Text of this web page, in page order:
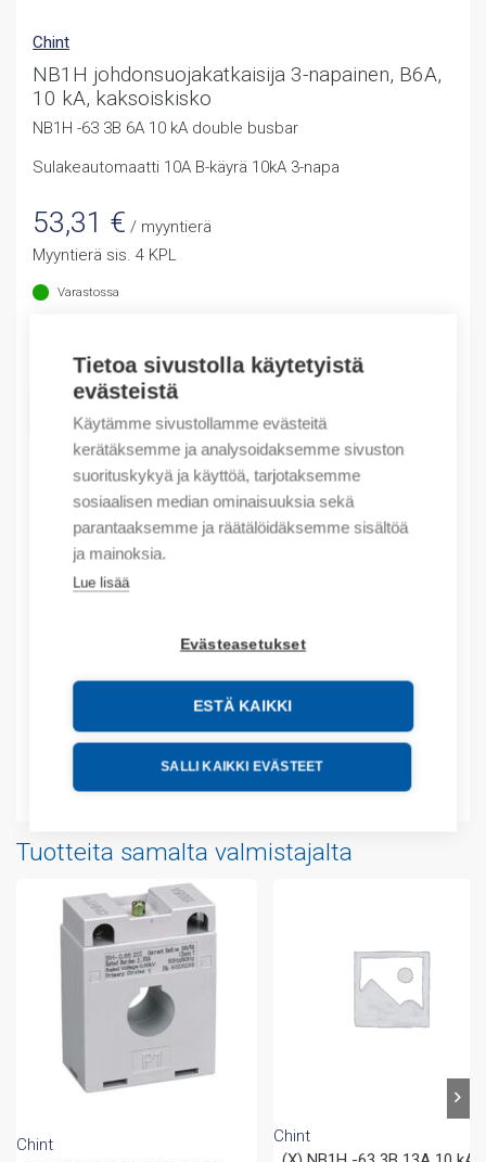
Tietoa sivustolla käytetyistä
evästeistä
Käytämme sivustollamme evästeitä
kerätäksemme ja analysoidaksemme sivuston
suorituskykyä ja käyttöä, tarjotaksemme
sosiaalisen median ominaisuuksia sekä
parantaaksemme ja räätälöidäksemme sisältöä
ja mainoksia.
Lue lisää
Evästeasetukset
ESTÄ KAIKKI
SALLI KAIKKI EVÄSTEET
Chint
NB1H johdonsuojakatkaisija 3-napainen, B6A,
10 kA, kaksoiskisko
NB1H -63 3B 6A 10 kA double busbar
Sulakeautomaatti 10A B-käyrä 10kA 3-napa
53,31 € / myyntierä
Myyntierä sis. 4 KPL
Varastossa
Määrä
LISÄÄ OSTOSKORIIN
Tuotekoodit
Tilauskoodi: NB1H633NB6AD
Product order number: NB1H633NB6AD
Kuvaus
Lisätiedot
Tuotteita samalta valmistajalta
Chint
Chint